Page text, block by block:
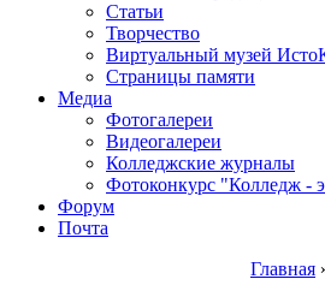
Статьи
Творчество
Виртуальный музей
Страницы памяти
Медиа
Фотогалереи
Видеогалереи
Колледжские журналы
Фотоконкурс "Колледж -
Форум
Почта
Главная